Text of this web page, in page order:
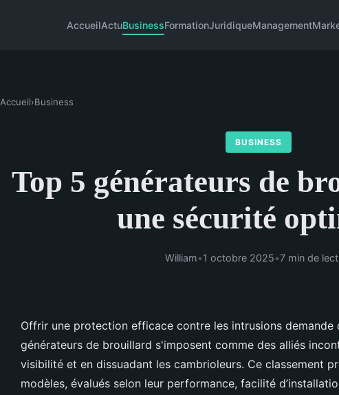
AccueilActuBusinessFormationJuridiqueManagement
Accueil›Business
BUSINESS
Top 5 générateurs de
une sécurité
William•1 octobre 2025•7 min de
Offrir une protection efficace contre les intrusions demande
générateurs de brouillard s'imposent comme des alliés
visibilité et en dissuadant les cambrioleurs. Ce classement
modèles, évalués selon leur performance, facilité